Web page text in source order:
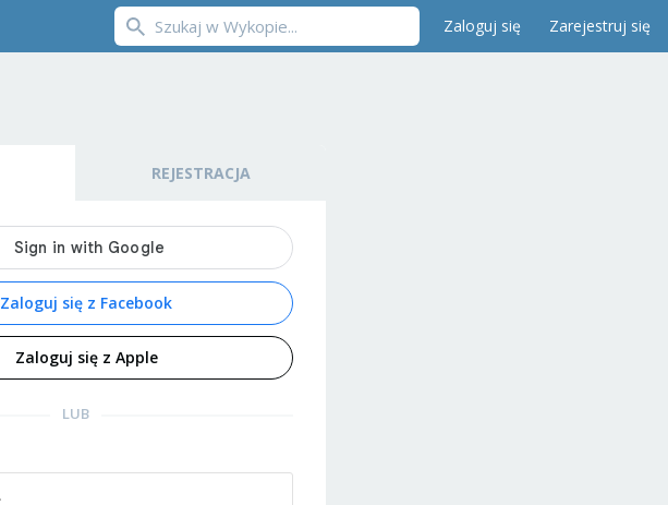
Zaloguj się Zarejestruj się
REJESTRACJA
Zaloguj się z Facebook
Zaloguj się z Apple
LUB